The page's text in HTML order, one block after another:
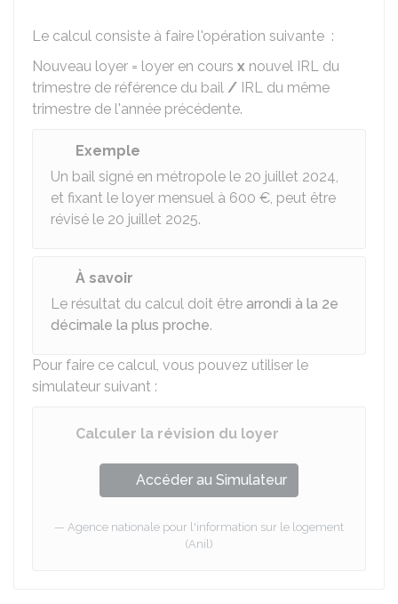
Le calcul consiste à faire l'opération suivante :
Nouveau loyer = loyer en cours x nouvel IRL du
trimestre de référence du bail / IRL du même
trimestre de l'année précédente.
Exemple
Un bail signé en métropole le 20 juillet 2024,
et fixant le loyer mensuel à 600 €, peut être
révisé le 20 juillet 2025.
À savoir
Le résultat du calcul doit être arrondi à la 2e
décimale la plus proche.
Pour faire ce calcul, vous pouvez utiliser le
simulateur suivant :
Calculer la révision du loyer
Accéder au Simulateur
Agence nationale pour l'information sur le logement
(Anil)